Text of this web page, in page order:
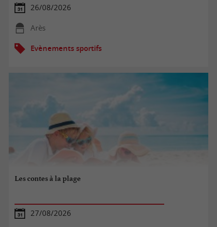
26/08/2026
Arès
Evènements sportifs
Les contes à la plage
27/08/2026